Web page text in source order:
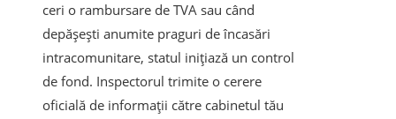
ceri o rambursare de TVA sau când
depășești anumite praguri de încasări
intracomunitare, statul inițiază un control
de fond. Inspectorul trimite o cerere
oficială de informații către cabinetul tău